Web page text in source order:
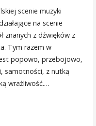
scenie muzyki
na scenie
znanych z dźwięków z
Tym razem w
popowo, przebojowo,
samotności, z nutką
wrażliwość.…